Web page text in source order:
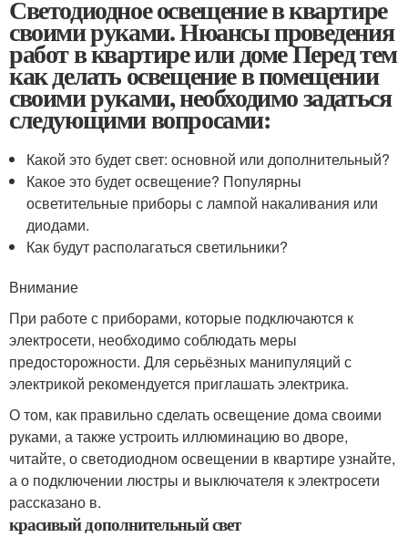
Светодиодное освещение в квартире
своими руками. Нюансы проведения
работ в квартире или доме Перед тем
как делать освещение в помещении
своими руками, необходимо задаться
следующими вопросами:
Какой это будет свет: основной или дополнительный?
Какое это будет освещение? Популярны
осветительные приборы с лампой накаливания или
диодами.
Как будут располагаться светильники?
Внимание
При работе с приборами, которые подключаются к
электросети, необходимо соблюдать меры
предосторожности. Для серьёзных манипуляций с
электрикой рекомендуется приглашать электрика.
О том, как правильно сделать освещение дома своими
руками, а также устроить иллюминацию во дворе,
читайте, о светодиодном освещении в квартире узнайте,
а о подключении люстры и выключателя к электросети
рассказано в.
красивый дополнительный свет